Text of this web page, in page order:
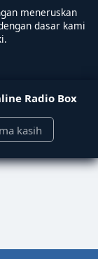
meneruskan
dasar kami
Radio Box
kasih